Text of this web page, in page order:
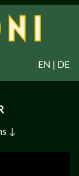
EN | DE
↓